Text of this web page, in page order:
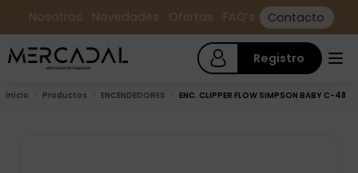
Nosotros Novedades Ofertas FAQ’s Contacto
Registro
Inicio Productos ENCENDEDORES ENC. CLIPPER FLOW SIMPSON BABY C-48